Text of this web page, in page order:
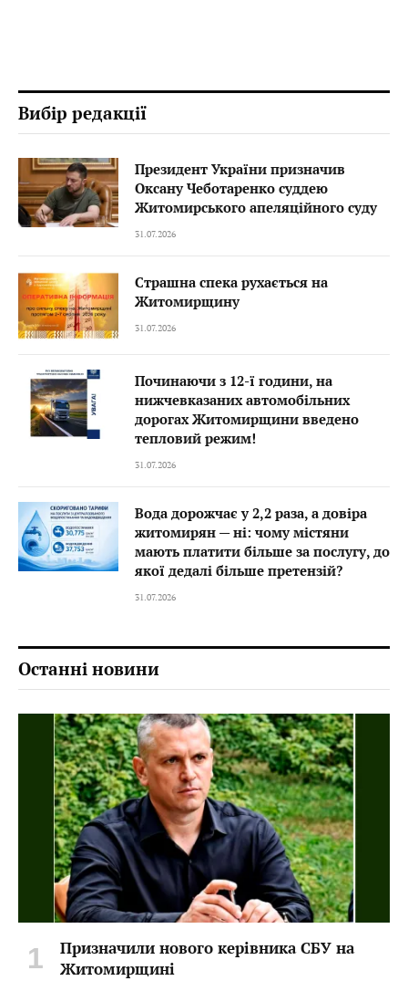
Вибір редакції
Президент України призначив
Оксану Чеботаренко суддею
Житомирського апеляційного суду
31.07.2026
Страшна спека рухається на
Житомирщину
31.07.2026
Починаючи з 12-ї години, на
нижчевказаних автомобільних
дорогах Житомирщини введено
тепловий режим!
31.07.2026
Вода дорожчає у 2,2 раза, а довіра
житомирян — ні: чому містяни
мають платити більше за послугу, до
якої дедалі більше претензій?
31.07.2026
Останні новини
Призначили нового керівника СБУ на
Житомирщині